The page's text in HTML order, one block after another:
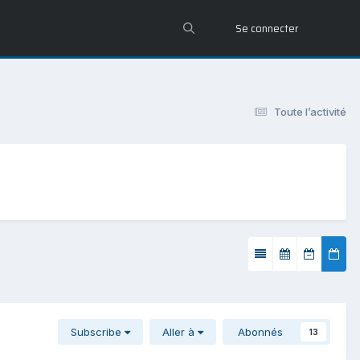
Se connecter
Toute l’activité
Subscribe Aller à Abonnés 13